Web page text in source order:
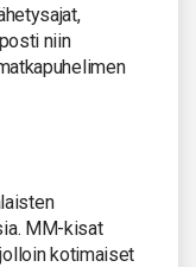
niin
MM-kisat
kotimaiset